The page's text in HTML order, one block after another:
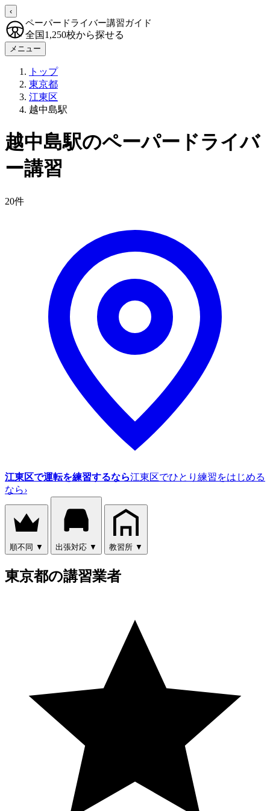
‹
ペーパードライバー講習ガイド
全国1,250校から探せる
メニュー
トップ
東京都
江東区
越中島駅
越中島駅のペーパードライバ
ー講習
20件
江東区で運転を練習するなら江東区でひとり練習をはじめる
なら›
順不同 ▼ 出張対応 ▼ 教習所 ▼
東京都の講習業者